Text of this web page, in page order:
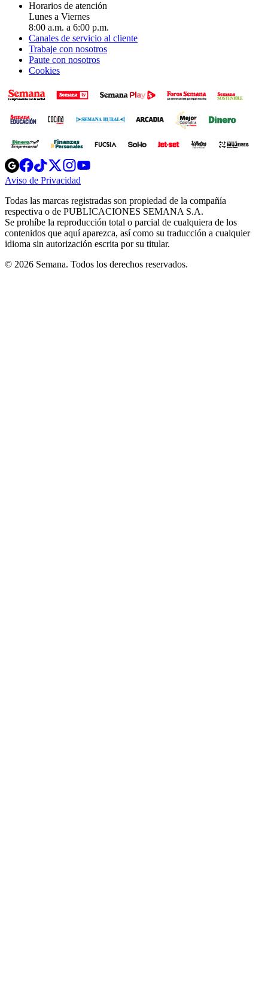
Horarios de atención
Lunes a Viernes
8:00 a.m. a 6:00 p.m.
Canales de servicio al cliente
Trabaje con nosotros
Paute con nosotros
Cookies
Opens
in
new
Opens
in
new
Opens
in
new
window
Opens
new
windowwindow
Aviso de Privacidad
new
window
Todas las marcas registradas son propiedad de la compañía
respectiva o de PUBLICACIONES SEMANA S.A.
Se prohíbe la reproducción total o parcial de cualquiera de los
contenidos que aquí aparezca, así como su traducción a cualquier
idioma sin autorización escrita por su titular.
© 2026 Semana. Todos los derechos reservados.